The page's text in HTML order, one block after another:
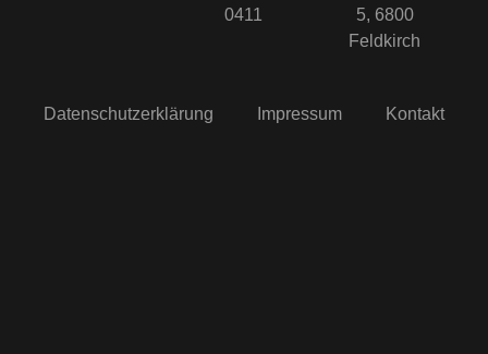
0411
5, 6800
Feldkirch
Datenschutzerklärung Impressum Kontakt